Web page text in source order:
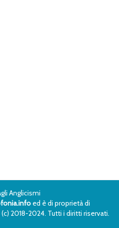
Anglicismi
ed è di proprietà di
2018-2024. Tutti i diritti riservati.